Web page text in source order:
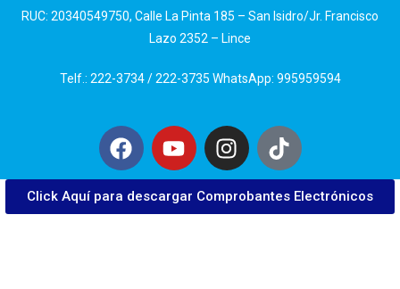
RUC: 20340549750, Calle La Pinta 185 – San Isidro/Jr. Francisco
Lazo 2352 – Lince
Telf.: 222-3734 / 222-3735 WhatsApp: 995959594
Click Aquí para descargar Comprobantes Electrónicos